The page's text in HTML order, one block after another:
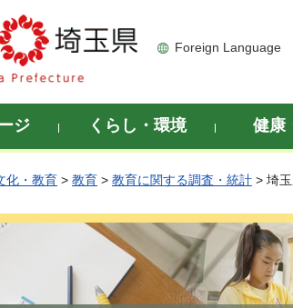
Foreign Language
ジ くらし・環境 健康
化・教育 > 教育 > 教育に関する調査・統計 > 埼